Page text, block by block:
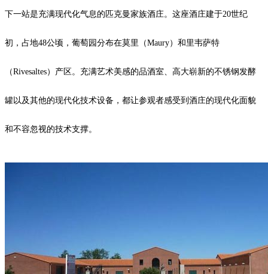
下一站是充满现代化气息的匹克曼家族酒庄。这座酒庄建于20世纪
初，占地48公顷，葡萄园分布在莫里（Maury）和里韦萨特
（Rivesaltes）产区。充满艺术美感的品酒室、高大崭新的不锈钢发酵
罐以及其他的现代化技术设备，都让参观者感受到酒庄的现代化面貌
和不容忽视的技术支撑。